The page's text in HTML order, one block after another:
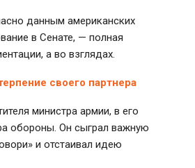
данным американских
в Сенате, — полная
а во взглядах.
своего партнера
министра армии, в его
обороны. Он сыграл важную
и отстаивал идею